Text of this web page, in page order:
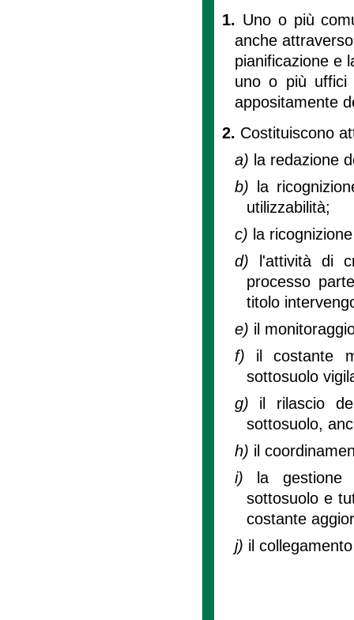
1. Uno o più
anche
pianificazione e
uno o più uffici
appositamente
2. Costituiscono
a) la redazione
b)
la
utilizzabilità;
c) la
d)
l'attività di
processo
titolo
e) il
f) il costante
sottosuolo
g) il rilascio
sottosuolo,
h) il
i)
la gestione
sottosuolo e
costante
j) il